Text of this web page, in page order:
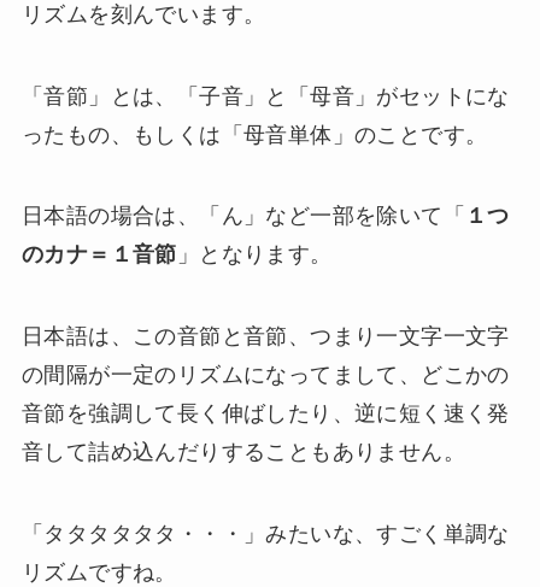
リズムを刻んでいます。
「音節」とは、「子音」と「母音」がセットにな
ったもの、もしくは「母音単体」のことです。
日本語の場合は、「ん」など一部を除いて「 １つ
のカナ＝１音節 」となります。
日本語は、この音節と音節、つまり一文字一文字
の間隔が一定のリズムになってまして、どこかの
音節を強調して長く伸ばしたり、逆に短く速く発
音して詰め込んだりすることもありません。
「タタタタタタ・・・」みたいな、すごく単調な
リズムですね。